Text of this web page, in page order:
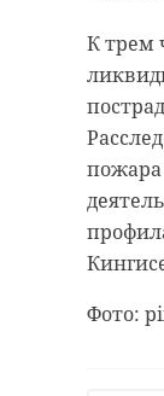
К трем
пожара
Фото: